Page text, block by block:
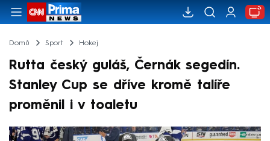
Domů Sport Hokej
Rutta český guláš, Černák segedín.
Stanley Cup se dříve kromě talíře
proměnil i v toaletu